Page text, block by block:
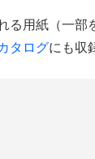
る用紙（一部
タログにも収